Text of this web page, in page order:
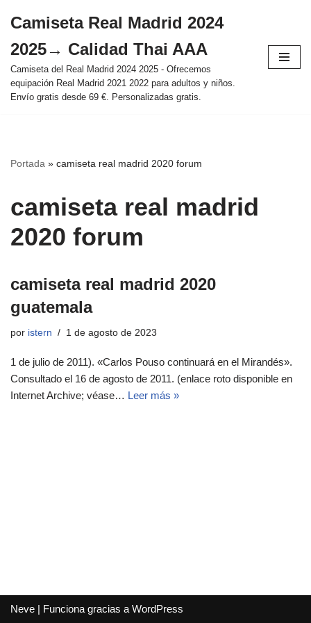
al
contenido
Camiseta Real Madrid 2024
2025→ Calidad Thai AAA
Camiseta del Real Madrid 2024 2025 - Ofrecemos
equipación Real Madrid 2021 2022 para adultos y niños.
Envío gratis desde 69 €. Personalizadas gratis.
Portada » camiseta real madrid 2020 forum
camiseta real madrid
2020 forum
camiseta real madrid 2020
guatemala
por istern 1 de agosto de 2023
1 de julio de 2011). «Carlos Pouso continuará en el Mirandés».
Consultado el 16 de agosto de 2011. (enlace roto disponible en
Internet Archive; véase… Leer más »
Neve | Funciona gracias a WordPress